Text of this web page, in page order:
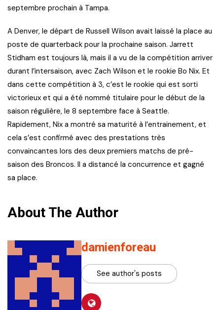
septembre prochain à Tampa.
A Denver, le départ de Russell Wilson avait laissé la place au
poste de quarterback pour la prochaine saison. Jarrett
Stidham est toujours là, mais il a vu de la compétition arriver
durant l’intersaison, avec Zach Wilson et le rookie Bo Nix. Et
dans cette compétition à 3, c’est le rookie qui est sorti
victorieux et qui a été nommé titulaire pour le début de la
saison régulière, le 8 septembre face à Seattle.
Rapidement, Nix a montré sa maturité à l’entrainement, et
cela s’est confirmé avec des prestations très
convaincantes lors des deux premiers matchs de pré-
saison des Broncos. Il a distancé la concurrence et gagné
sa place.
About The Author
damienforeau
See author's posts